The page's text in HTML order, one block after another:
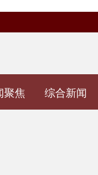
聚焦 综合新闻